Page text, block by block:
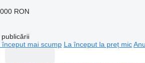
RON
publicării
început mai scump La început la preț mic